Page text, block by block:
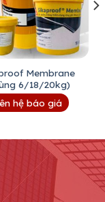
Membrane
6/18/20kg)
hệ báo giá